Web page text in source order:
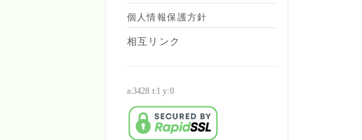
個人情報保護方針
相互リンク
a:3428 t:1 y:0